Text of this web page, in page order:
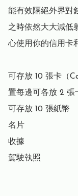
能有效隔絕外界對
之時依然大大減低
心使用你的信用卡
可存放 10 張卡（
置每邊可各放 2 張
可存放 10 張紙幣
名片
收據
駕駛執照